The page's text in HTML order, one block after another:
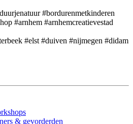
#bordurenmetkinderen
#arnhem #arnhemcreatievestad
#elst #duiven #nijmegen #didam
& gevorderden